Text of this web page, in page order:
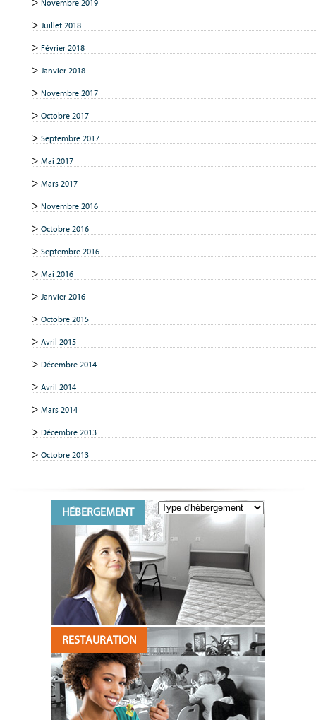
Novembre 2019
Juillet 2018
Février 2018
Janvier 2018
Novembre 2017
Octobre 2017
Septembre 2017
Mai 2017
Mars 2017
Novembre 2016
Octobre 2016
Septembre 2016
Mai 2016
Janvier 2016
Octobre 2015
Avril 2015
Décembre 2014
Avril 2014
Mars 2014
Décembre 2013
Octobre 2013
HÉBERGEMENT
RESTAURATION